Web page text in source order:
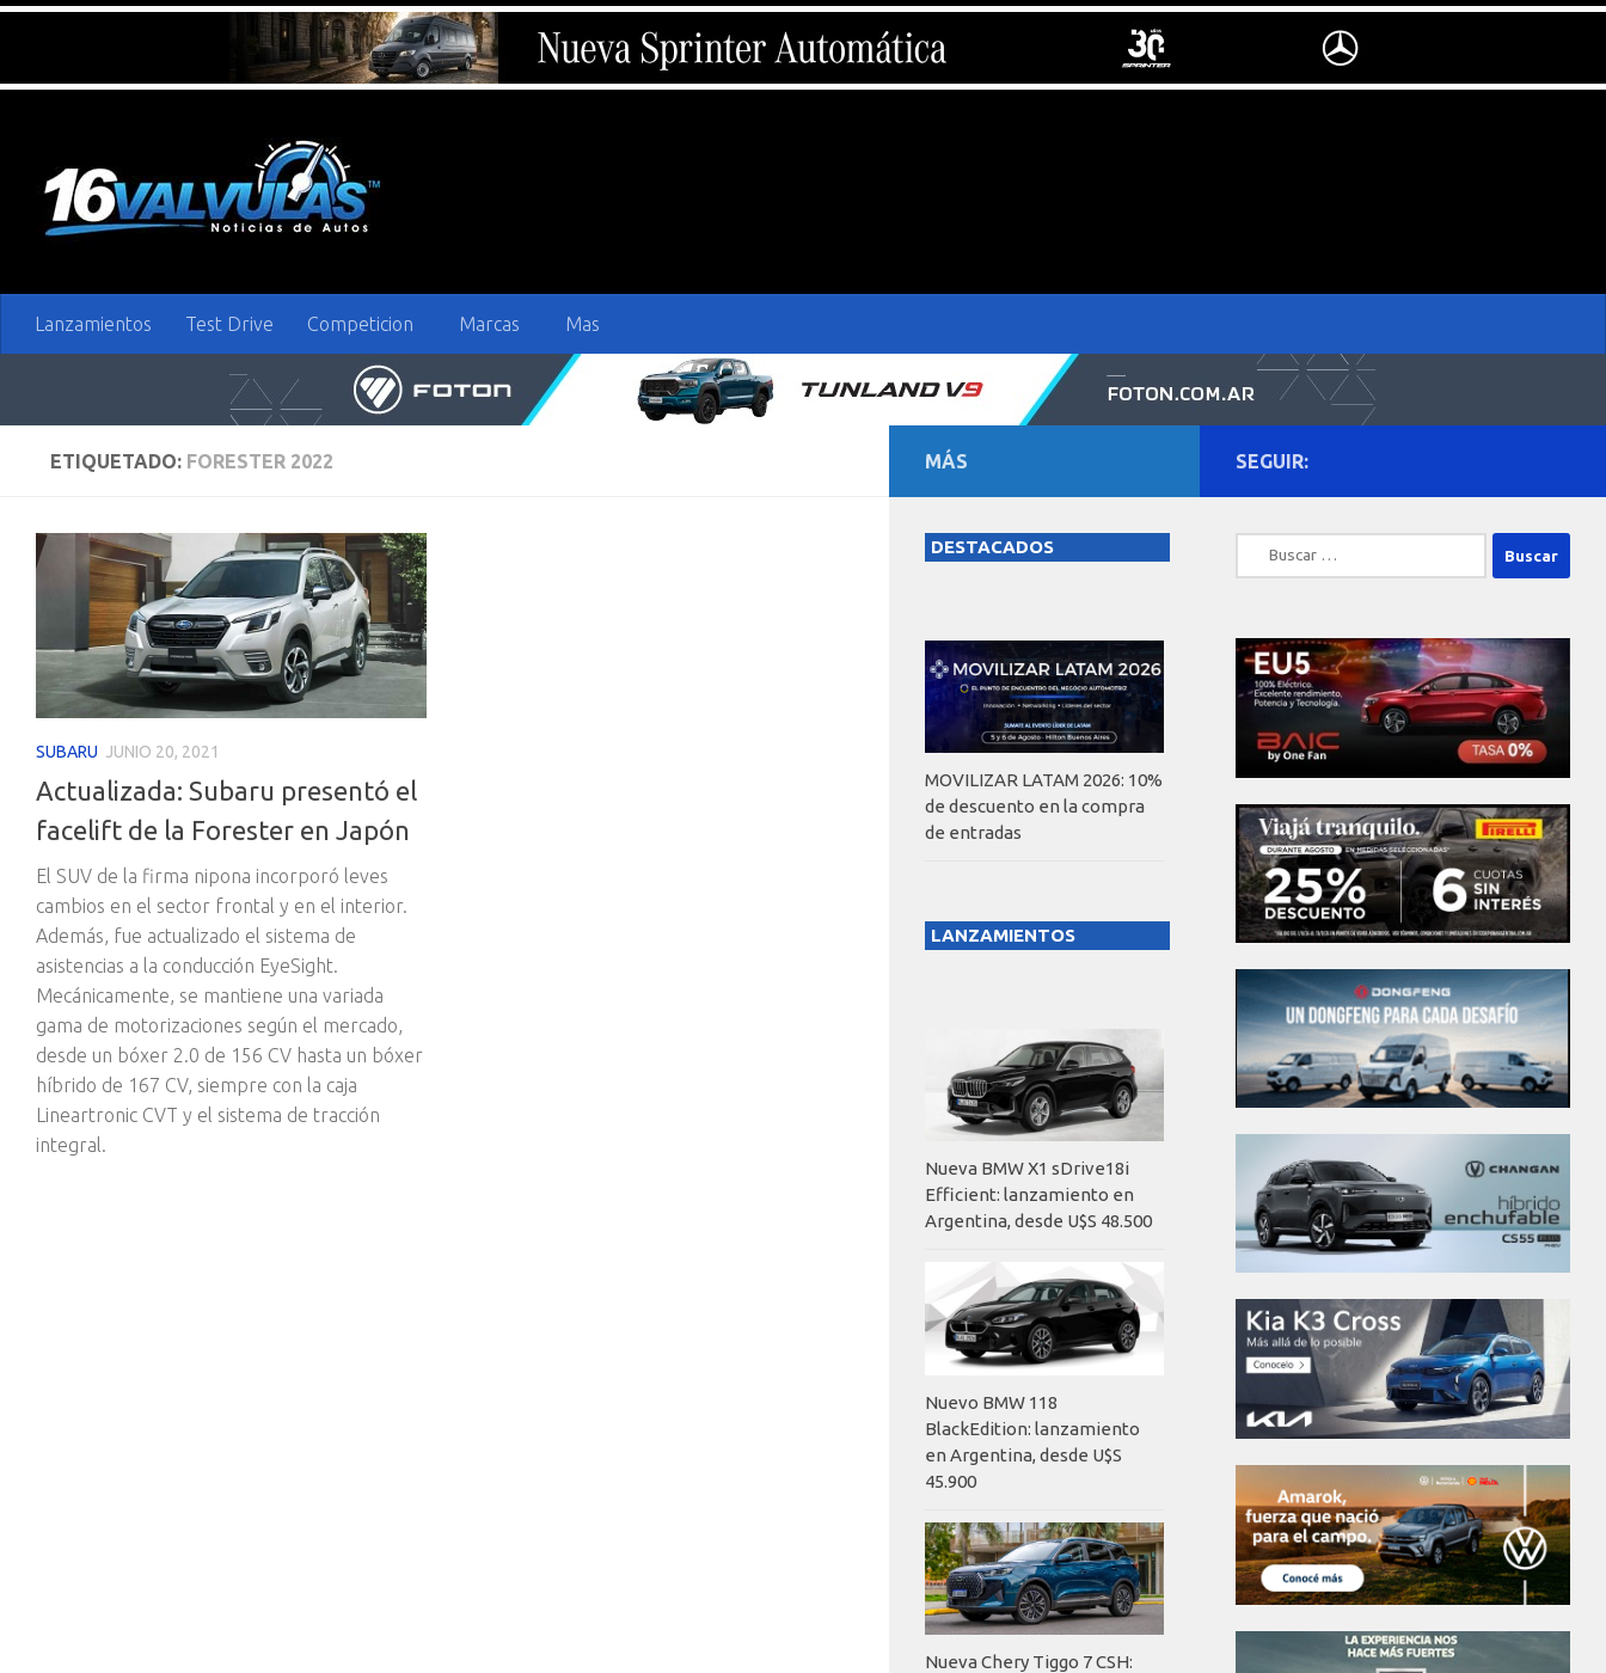
Lanzamientos Test Drive Competicion Marcas Mas
ETIQUETADO: FORESTER 2022
SUBARU JUNIO 20, 2021
Actualizada: Subaru presentó el
facelift de la Forester en Japón
El SUV de la firma nipona incorporó leves
cambios en el sector frontal y en el interior.
Además, fue actualizado el sistema de
asistencias a la conducción EyeSight.
Mecánicamente, se mantiene una variada
gama de motorizaciones según el mercado,
desde un bóxer 2.0 de 156 CV hasta un bóxer
híbrido de 167 CV, siempre con la caja
Lineartronic CVT y el sistema de tracción
integral.
SEGUIR:
Buscar:
MÁS
DESTACADOS
MOVILIZAR LATAM 2026: 10%
de descuento en la compra
de entradas
LANZAMIENTOS
Nueva BMW X1 sDrive18i
Efficient: lanzamiento en
Argentina, desde U$S 48.500
Nuevo BMW 118
BlackEdition: lanzamiento
en Argentina, desde U$S
45.900
Nueva Chery Tiggo 7 CSH: